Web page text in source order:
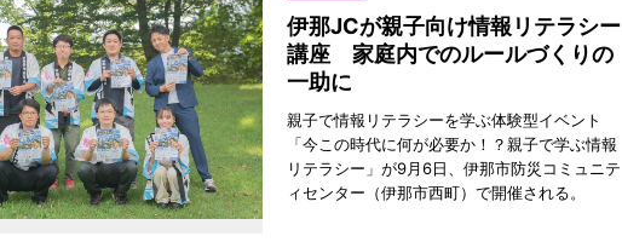
伊那JCが親子向け情報リテラシー
講座 家庭内でのルールづくりの
一助に
親子で情報リテラシーを学ぶ体験型イベント
「今この時代に何が必要か！？親子で学ぶ情報
リテラシー」が9月6日、伊那市防災コミュニテ
ィセンター（伊那市西町）で開催される。